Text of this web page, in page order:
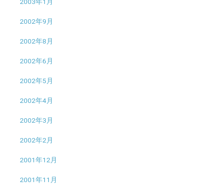
2002年9月
2002年8月
2002年6月
2002年5月
2002年4月
2002年3月
2002年2月
2001年12月
2001年11月